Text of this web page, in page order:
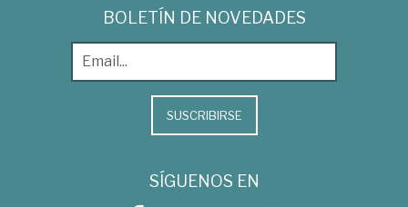
BOLETÍN DE NOVEDADES
SUSCRIBIRSE
SÍGUENOS EN